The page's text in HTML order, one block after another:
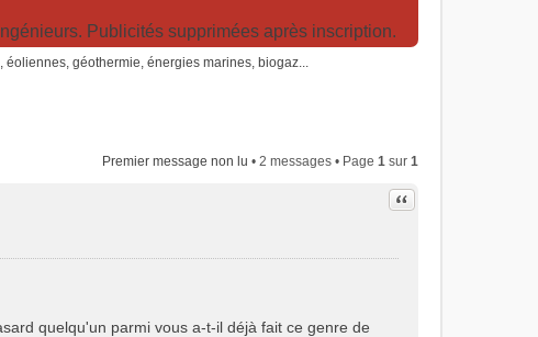
Publicités supprimées après inscription.
éoliennes, géothermie, énergies marines, biogaz...
Premier message non lu • 2 messages • Page 1 sur 1
Citer
quelqu'un parmi vous a-t-il déjà fait ce genre de